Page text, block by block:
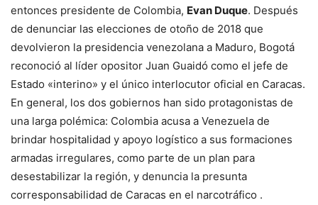
entonces presidente de Colombia, Evan Duque. Después
de denunciar las elecciones de otoño de 2018 que
devolvieron la presidencia venezolana a Maduro, Bogotá
reconoció al líder opositor Juan Guaidó como el jefe de
Estado «interino» y el único interlocutor oficial en Caracas.
En general, los dos gobiernos han sido protagonistas de
una larga polémica: Colombia acusa a Venezuela de
brindar hospitalidad y apoyo logístico a sus formaciones
armadas irregulares, como parte de un plan para
desestabilizar la región, y denuncia la presunta
corresponsabilidad de Caracas en el narcotráfico .